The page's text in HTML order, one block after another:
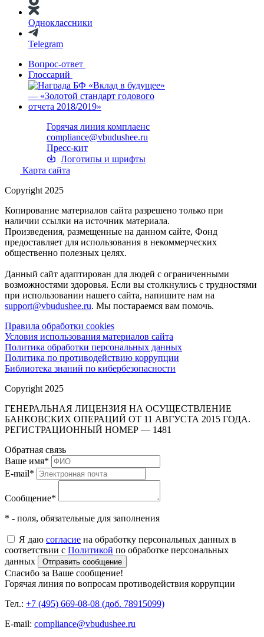
Одноклассники
Telegram
Вопрос-ответ
Глоссарий
Горячая линия комплаенс
compliance@vbudushee.ru
Пресс-кит
Логотипы и шрифты
Карта сайта
Copyright 2025
Копирование материалов сайта разрешено только при
наличии ссылки на источник материала.
Произведения, размещенные на данном сайте, Фонд
предоставляет для использования в некоммерческих
общественно полезных целях.
Данный сайт адаптирован для людей с ограниченными
возможностями здоровья. Если вы столкнулись с трудностями
при использовании нашего сайта, напишите нам на
support@vbudushee.ru. Мы постараемся вам помочь.
Правила обработки cookies
Условия использования материалов сайта
Политика обработки персональных данных
Политика по противодействию коррупции
Библиотека знаний по кибербезопасности
Copyright 2025
ГЕНЕРАЛЬНАЯ ЛИЦЕНЗИЯ НА ОСУЩЕСТВЛЕНИЕ
БАНКОВСКИХ ОПЕРАЦИЙ ОТ 11 АВГУСТА 2015 ГОДА.
РЕГИСТРАЦИОННЫЙ НОМЕР — 1481
Обратная связь
Ваше имя*
E-mail*
Сообщение*
* - поля, обязательные для заполнения
Я даю согласие на обработку персональных данных в
соответствии с Политикой по обработке персональных
данных
Отправить сообщение
Спасибо за Ваше сообщение!
Горячая линия по вопросам противодействия коррупции
Тел.: +7 (495) 669-08-08 (доб. 78915099)
E-mail: compliance@vbudushee.ru